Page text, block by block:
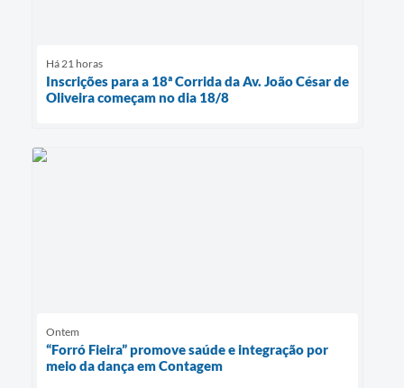
Há 21 horas
Inscrições para a 18ª Corrida da Av. João César de
Oliveira começam no dia 18/8
Ontem
“Forró Fieira” promove saúde e integração por
meio da dança em Contagem